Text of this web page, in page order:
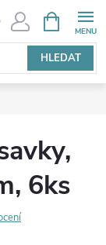
HLEDAT
NÁKUPNÍ
KOŠÍK
6ks